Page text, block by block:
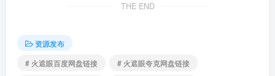
THE END
资源发布
# 火遮眼百度网盘链接
# 火遮眼夸克网盘链接